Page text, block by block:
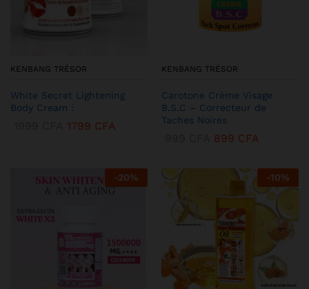
KENBANG TRÉSOR
White Secret Lightening
Body Cream :
1799 CFA
KENBANG TRÉSOR
Carotone Crème Visage
B.S.C – Correcteur de
Taches Noires
899 CFA
-20% -10%